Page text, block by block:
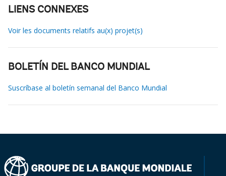
LIENS CONNEXES
Voir les documents relatifs au(x) projet(s)
BOLETÍN DEL BANCO MUNDIAL
Suscríbase al boletín semanal del Banco Mundial